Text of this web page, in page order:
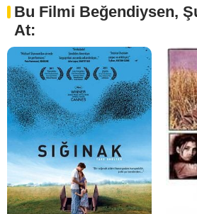
Bu Filmi Beğendiysen,
At: